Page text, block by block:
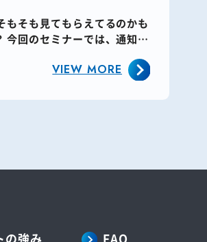
そも見てもらえてるのかも
回のセミナーでは、通知や
VIEW MORE
の強み
FAQ